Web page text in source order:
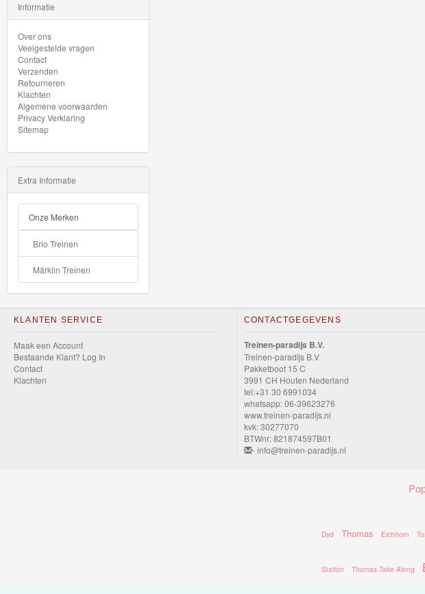
Houten
Speelgoed
Thomas
Pre-
School
Hot
Wheels
Majorette
autos
Siku
GraviTrax
Dutch
Super
Informatie
Over ons
Veelgestelde vragen
Contact
Verzenden
Retourneren
Klachten
Algemene voorwaarden
Privacy Verklaring
Sitemap
Extra Informatie
Onze Merken
Brio Treinen
Märklin Treinen
KLANTEN SERVICE
Maak een Account
Bestaande Klant? Log In
Contact
Klachten
CONTACTGEGEVENS
Treinen-paradijs B.V.
Treinen-paradijs B.V
Pakketboot 15 C
3991 CH Houten Nederland
tel:+31 30 6991034
whatsapp: 06-39623276
www.treinen-paradijs.nl
kvk: 30277070
BTWnr: 821874597B01
- info@treinen-paradijs.nl
Dvd Thomas Eichhorn
Station Thomas Take Along